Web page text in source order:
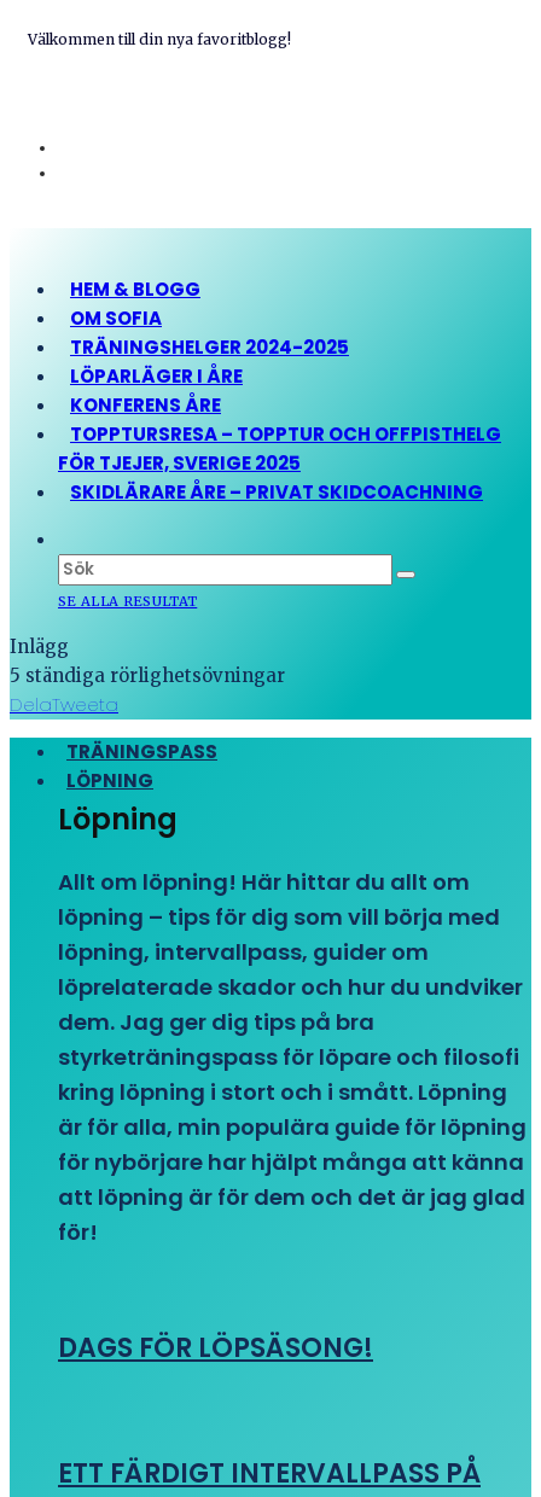
Välkommen till din nya favoritblogg!
HEM & BLOGG
OM SOFIA
TRÄNINGSHELGER 2024-2025
LÖPARLÄGER I ÅRE
KONFERENS ÅRE
TOPPTURSRESA – TOPPTUR OCH OFFPISTHELG
FÖR TJEJER, SVERIGE 2025
SKIDLÄRARE ÅRE – PRIVAT SKIDCOACHNING
SE ALLA RESULTAT
Inlägg
5 ständiga rörlighetsövningar
DelaTweeta
TRÄNINGSPASS
LÖPNING
Löpning
Allt om löpning! Här hittar du allt om
löpning – tips för dig som vill börja med
löpning, intervallpass, guider om
löprelaterade skador och hur du undviker
dem. Jag ger dig tips på bra
styrketräningspass för löpare och filosofi
kring löpning i stort och i smått. Löpning
är för alla, min populära guide för löpning
för nybörjare har hjälpt många att känna
att löpning är för dem och det är jag glad
för!
DAGS FÖR LÖPSÄSONG!
ETT FÄRDIGT INTERVALLPASS PÅ